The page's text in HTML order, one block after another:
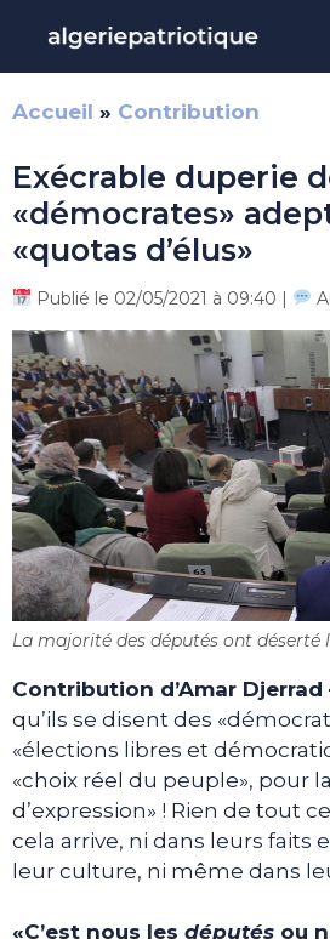
contenu
Accueil » Contribution
Exécrable duperie
«démocrates»
«quotas d’élus»
Publié le 02/05/2021 à 09:40 |
La majorité des députés ont déserté
Contribution d’Amar Djerrad
qu’ils se disent des
«élections libres et
«choix réel du peuple», pour
d’expression» ! Rien de tout
cela arrive, ni dans leurs faits
leur culture, ni même dans
«C’est nous les députés ou